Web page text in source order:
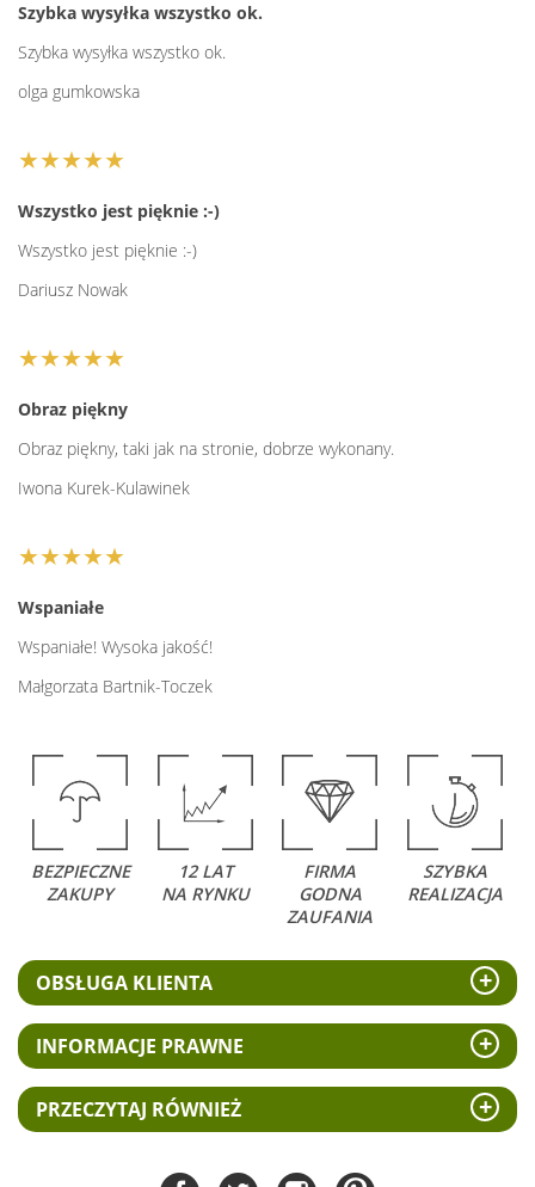
Szybka wysyłka wszystko ok.
Szybka wysyłka wszystko ok.
olga gumkowska
★★★★★
Wszystko jest pięknie :-)
Wszystko jest pięknie :-)
Dariusz Nowak
★★★★★
Obraz piękny
Obraz piękny, taki jak na stronie, dobrze wykonany.
Iwona Kurek-Kulawinek
★★★★★
Wspaniałe
Wspaniałe! Wysoka jakość!
Małgorzata Bartnik-Toczek
BEZPIECZNE
ZAKUPY
12 LAT
NA RYNKU
FIRMA
GODNA
ZAUFANIA
SZYBKA
REALIZACJA
OBSŁUGA KLIENTA
INFORMACJE PRAWNE
PRZECZYTAJ RÓWNIEŻ